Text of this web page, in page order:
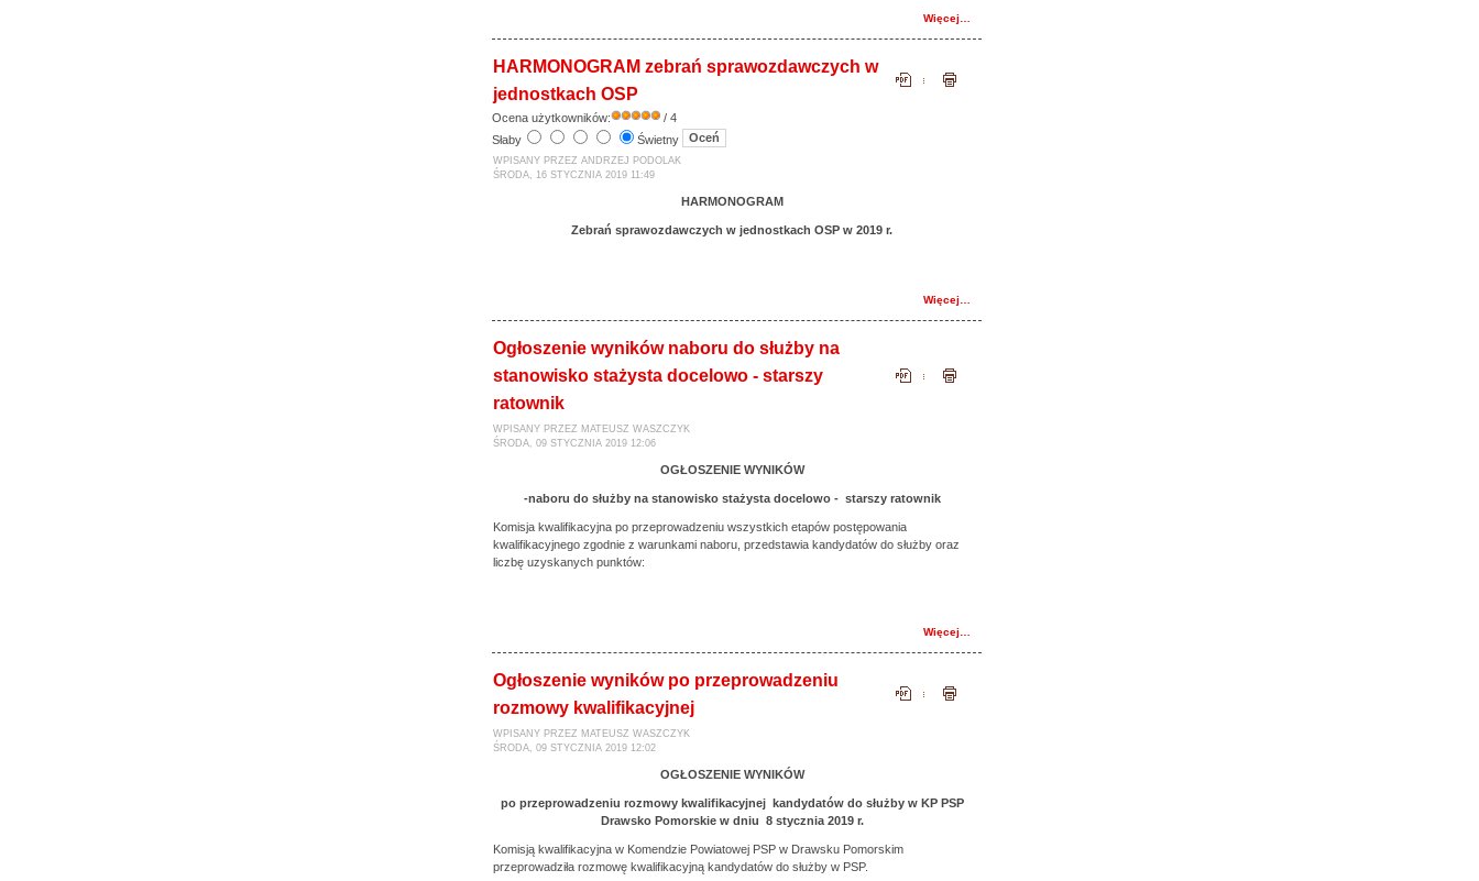
Więcej…
HARMONOGRAM zebrań sprawozdawczych w
jednostkach OSP
Ocena użytkowników:
/ 4
Słaby
Świetny
WPISANY PRZEZ ANDRZEJ PODOLAK
ŚRODA, 16 STYCZNIA 2019 11:49
HARMONOGRAM
Zebrań sprawozdawczych w jednostkach OSP w 2019 r.
Więcej…
Ogłoszenie wyników naboru do służby na
stanowisko stażysta docelowo - starszy
ratownik
WPISANY PRZEZ MATEUSZ WASZCZYK
ŚRODA, 09 STYCZNIA 2019 12:06
OGŁOSZENIE WYNIKÓW
-naboru do służby na stanowisko stażysta docelowo - starszy ratownik
Komisja kwalifikacyjna po przeprowadzeniu wszystkich etapów postępowania
kwalifikacyjnego zgodnie z warunkami naboru, przedstawia kandydatów do służby oraz
liczbę uzyskanych punktów:
Więcej…
Ogłoszenie wyników po przeprowadzeniu
rozmowy kwalifikacyjnej
WPISANY PRZEZ MATEUSZ WASZCZYK
ŚRODA, 09 STYCZNIA 2019 12:02
OGŁOSZENIE WYNIKÓW
po przeprowadzeniu rozmowy kwalifikacyjnej kandydatów do służby w KP PSP
Drawsko Pomorskie w dniu 8 stycznia 2019 r.
Komisją kwalifikacyjna w Komendzie Powiatowej PSP w Drawsku Pomorskim
przeprowadziła rozmowę kwalifikacyjną kandydatów do służby w PSP.